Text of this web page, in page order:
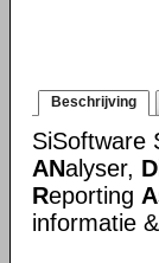
Beschrijving
SiSoftware
ANalyser, D
Reporting A
informatie